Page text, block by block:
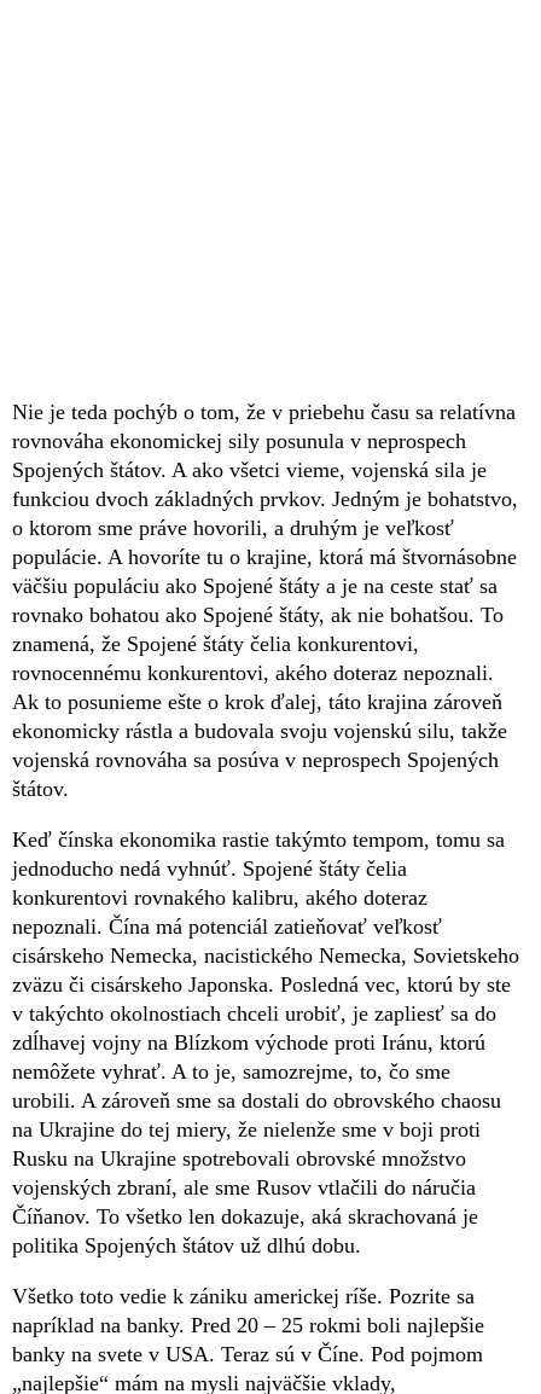
Nie je teda pochýb o tom, že v priebehu času sa relatívna
rovnováha ekonomickej sily posunula v neprospech
Spojených štátov. A ako všetci vieme, vojenská sila je
funkciou dvoch základných prvkov. Jedným je bohatstvo,
o ktorom sme práve hovorili, a druhým je veľkosť
populácie. A hovoríte tu o krajine, ktorá má štvornásobne
väčšiu populáciu ako Spojené štáty a je na ceste stať sa
rovnako bohatou ako Spojené štáty, ak nie bohatšou. To
znamená, že Spojené štáty čelia konkurentovi,
rovnocennému konkurentovi, akého doteraz nepoznali.
Ak to posunieme ešte o krok ďalej, táto krajina zároveň
ekonomicky rástla a budovala svoju vojenskú silu, takže
vojenská rovnováha sa posúva v neprospech Spojených
štátov.
Keď čínska ekonomika rastie takýmto tempom, tomu sa
jednoducho nedá vyhnúť. Spojené štáty čelia
konkurentovi rovnakého kalibru, akého doteraz
nepoznali. Čína má potenciál zatieňovať veľkosť
cisárskeho Nemecka, nacistického Nemecka, Sovietskeho
zväzu či cisárskeho Japonska. Posledná vec, ktorú by ste
v takýchto okolnostiach chceli urobiť, je zapliesť sa do
zdĺhavej vojny na Blízkom východe proti Iránu, ktorú
nemôžete vyhrať. A to je, samozrejme, to, čo sme
urobili. A zároveň sme sa dostali do obrovského chaosu
na Ukrajine do tej miery, že nielenže sme v boji proti
Rusku na Ukrajine spotrebovali obrovské množstvo
vojenských zbraní, ale sme Rusov vtlačili do náručia
Číňanov. To všetko len dokazuje, aká skrachovaná je
politika Spojených štátov už dlhú dobu.
Všetko toto vedie k zániku americkej ríše. Pozrite sa
napríklad na banky. Pred 20 – 25 rokmi boli najlepšie
banky na svete v USA. Teraz sú v Číne. Pod pojmom
„najlepšie“ mám na mysli najväčšie vklady,